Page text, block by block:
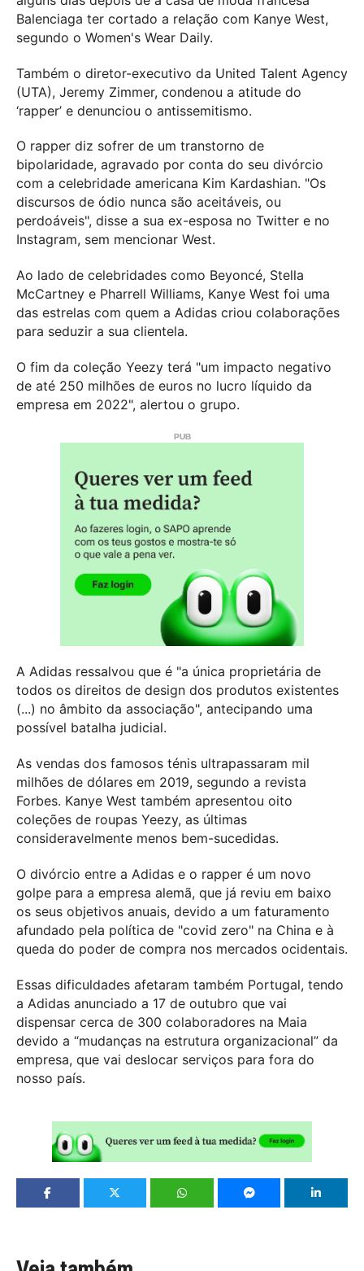
Balenciaga ter cortado a relação com Kanye West,
segundo o Women's Wear Daily.
Também o diretor-executivo da United Talent Agency
(UTA), Jeremy Zimmer, condenou a atitude do
‘rapper’ e denunciou o antissemitismo.
O rapper diz sofrer de um transtorno de
bipolaridade, agravado por conta do seu divórcio
com a celebridade americana Kim Kardashian. "Os
discursos de ódio nunca são aceitáveis, ou
perdoáveis", disse a sua ex-esposa no Twitter e no
Instagram, sem mencionar West.
Ao lado de celebridades como Beyoncé, Stella
McCartney e Pharrell Williams, Kanye West foi uma
das estrelas com quem a Adidas criou colaborações
para seduzir a sua clientela.
O fim da coleção Yeezy terá "um impacto negativo
de até 250 milhões de euros no lucro líquido da
empresa em 2022", alertou o grupo.
A Adidas ressalvou que é "a única proprietária de
todos os direitos de design dos produtos existentes
(...) no âmbito da associação", antecipando uma
possível batalha judicial.
As vendas dos famosos ténis ultrapassaram mil
milhões de dólares em 2019, segundo a revista
Forbes. Kanye West também apresentou oito
coleções de roupas Yeezy, as últimas
consideravelmente menos bem-sucedidas.
O divórcio entre a Adidas e o rapper é um novo
golpe para a empresa alemã, que já reviu em baixo
os seus objetivos anuais, devido a um faturamento
afundado pela política de "covid zero" na China e à
queda do poder de compra nos mercados ocidentais.
Essas dificuldades afetaram também Portugal, tendo
a Adidas anunciado a 17 de outubro que vai
dispensar cerca de 300 colaboradores na Maia
devido a “mudanças na estrutura organizacional” da
empresa, que vai deslocar serviços para fora do
nosso país.